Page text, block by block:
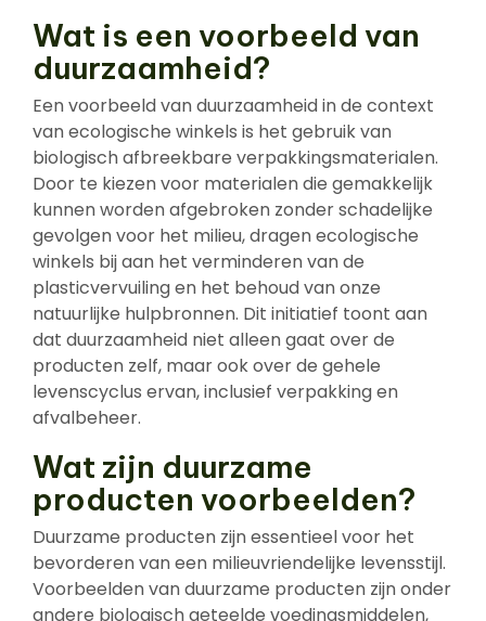
Wat is een voorbeeld van
duurzaamheid?
Een voorbeeld van duurzaamheid in de context
van ecologische winkels is het gebruik van
biologisch afbreekbare verpakkingsmaterialen.
Door te kiezen voor materialen die gemakkelijk
kunnen worden afgebroken zonder schadelijke
gevolgen voor het milieu, dragen ecologische
winkels bij aan het verminderen van de
plasticvervuiling en het behoud van onze
natuurlijke hulpbronnen. Dit initiatief toont aan
dat duurzaamheid niet alleen gaat over de
producten zelf, maar ook over de gehele
levenscyclus ervan, inclusief verpakking en
afvalbeheer.
Wat zijn duurzame
producten voorbeelden?
Duurzame producten zijn essentieel voor het
bevorderen van een milieuvriendelijke levensstijl.
Voorbeelden van duurzame producten zijn onder
andere biologisch geteelde voedingsmiddelen,